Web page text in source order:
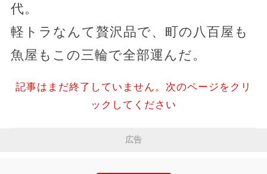
代。
軽トラなんて贅沢品で、町の八百屋も
魚屋もこの三輪で全部運んだ。
記事はまだ終了していません。次のページをクリ
ックしてください
広告